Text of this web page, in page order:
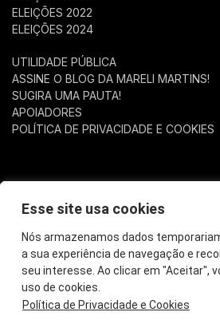
Esse site usa cookies
Nós armazenamos dados
a sua experiência de navegação e
seu interesse. Ao clicar em "Aceitar",
uso de cookies.
Política de Privacidade e Cookies
ELEIÇÕES 2022
ELEIÇÕES 2024
UTILIDADE PÚBLICA
ASSINE O BLOG DA MARELI MARTINS!
SUGIRA UMA PAUTA!
APOIADORES
POLÍTICA DE PRIVACIDADE E COOKIES
© Copyright 2025 Mareli Martins -